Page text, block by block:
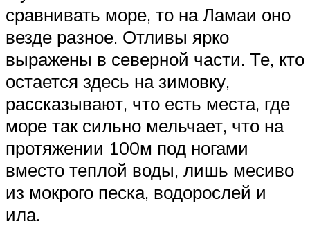
сравнивать море, то на Ламаи оно
везде разное. Отливы ярко
выражены в северной части. Те, кто
остается здесь на зимовку,
рассказывают, что есть места, где
море так сильно мельчает, что на
протяжении 100м под ногами
вместо теплой воды, лишь месиво
из мокрого песка, водорослей и
ила.